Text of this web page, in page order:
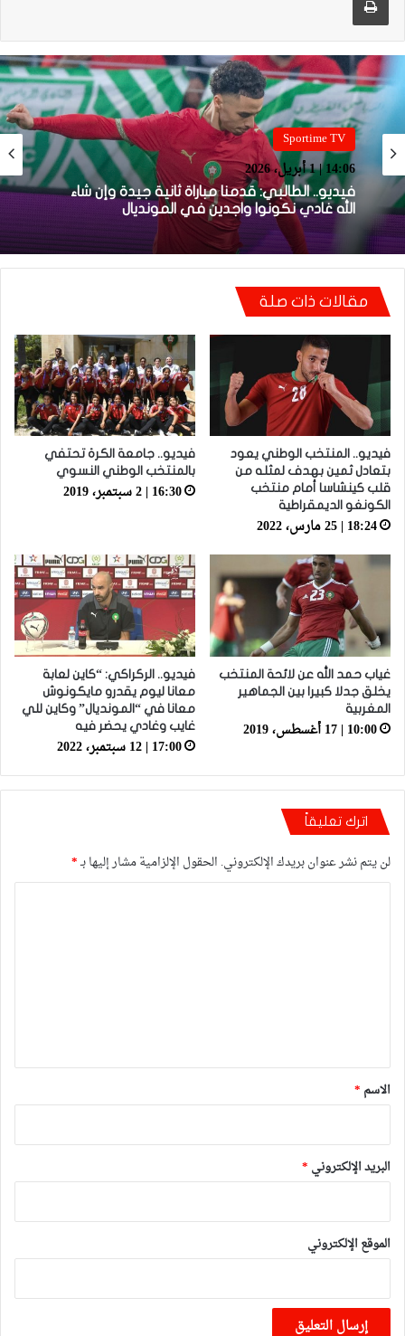
Sportime TV
14:06 | 1 أبريل، 2026
فيديو.. الطالبي: قدمنا مباراة ثانية جيدة وإن شاء
الله غادي نكونوا واجدين في المونديال
Sportime TV
14:05 | 1 أبريل، 2026
فيديو.. بونو: اللاعبين تعاملو مزيان مع المباراة وخا
مكانتش ساهلة وحنا كنحاولوا نركزوا باش نعاونوا
المنتخب
مقالات ذات صلة
فيديو.. المنتخب الوطني يعود
بتعادل ثمين بهدف لمثله من
قلب كينشاسا أمام منتخب
الكونغو الديمقراطية
18:24 | 25 مارس، 2022
فيديو.. جامعة الكرة تحتفي
بالمنتخب الوطني النسوي
16:30 | 2 سبتمبر، 2019
غياب حمد الله عن لائحة المنتخب
يخلق جدلا كبيرا بين الجماهير
المغربية
10:00 | 17 أغسطس، 2019
فيديو.. الركراكي: “كاين لعابة
معانا ليوم يقدرو مايكونوش
معانا في “المونديال” وكاين للي
غايب وغادي يحضر فيه
17:00 | 12 سبتمبر، 2022
اترك تعليقاً
لن يتم نشر عنوان بريدك الإلكتروني. الحقول الإلزامية مشار إليها بـ*
*
الاسم *
البريد الإلكتروني *
الموقع الإلكتروني